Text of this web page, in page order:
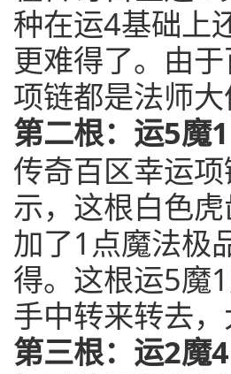
种在运4基础上
更难得了。由
项链都是法师
第二根：运5魔
传奇百区幸运
示，这根白色
加了1点魔法极
得。这根运5魔
手中转来转去
第三根：运2魔